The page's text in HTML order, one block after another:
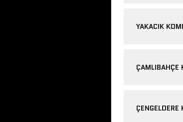
YAKACIK
ÇAMLIBAHÇE